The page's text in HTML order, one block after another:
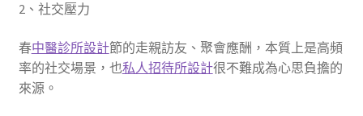
2、社交壓力
春中醫診所設計節的走親訪友、聚會應酬，本質上是高頻
率的社交場景，也私人招待所設計很不難成為心思負擔的
來源。